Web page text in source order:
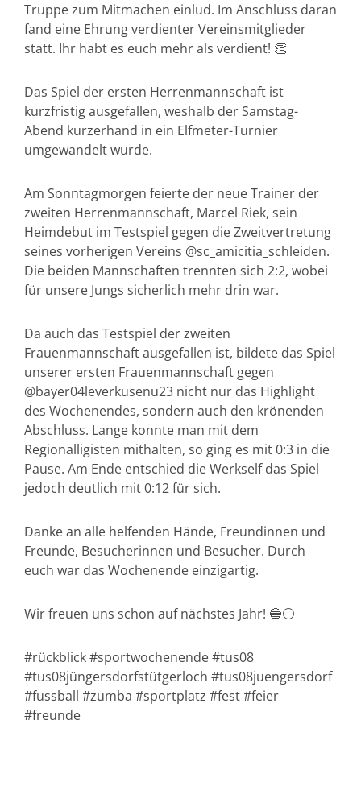
Truppe zum Mitmachen einlud. Im Anschluss daran
fand eine Ehrung verdienter Vereinsmitglieder
statt. Ihr habt es euch mehr als verdient! 👏
Das Spiel der ersten Herrenmannschaft ist
kurzfristig ausgefallen, weshalb der Samstag-
Abend kurzerhand in ein Elfmeter-Turnier
umgewandelt wurde.
Am Sonntagmorgen feierte der neue Trainer der
zweiten Herrenmannschaft, Marcel Riek, sein
Heimdebut im Testspiel gegen die Zweitvertretung
seines vorherigen Vereins @sc_amicitia_schleiden.
Die beiden Mannschaften trennten sich 2:2, wobei
für unsere Jungs sicherlich mehr drin war.
Da auch das Testspiel der zweiten
Frauenmannschaft ausgefallen ist, bildete das Spiel
unserer ersten Frauenmannschaft gegen
@bayer04leverkusenu23 nicht nur das Highlight
des Wochenendes, sondern auch den krönenden
Abschluss. Lange konnte man mit dem
Regionalligisten mithalten, so ging es mit 0:3 in die
Pause. Am Ende entschied die Werkself das Spiel
jedoch deutlich mit 0:12 für sich.
Danke an alle helfenden Hände, Freundinnen und
Freunde, Besucherinnen und Besucher. Durch
euch war das Wochenende einzigartig.
Wir freuen uns schon auf nächstes Jahr! 🔵⚪️
#rückblick #sportwochenende #tus08
#tus08jüngersdorfstütgerloch #tus08juengersdorf
#fussball #zumba #sportplatz #fest #feier
#freunde